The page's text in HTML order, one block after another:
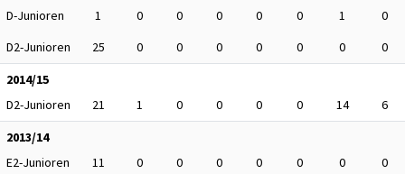
D-Junioren
1 0 0 0 0 0 1
0
D2-Junioren
25 0 0 0 0 0 0
0
2014/15
D2-Junioren
21 1 0 0 0 0 14
6
2013/14
E2-Junioren
11 0 0 0 0 0 0 0